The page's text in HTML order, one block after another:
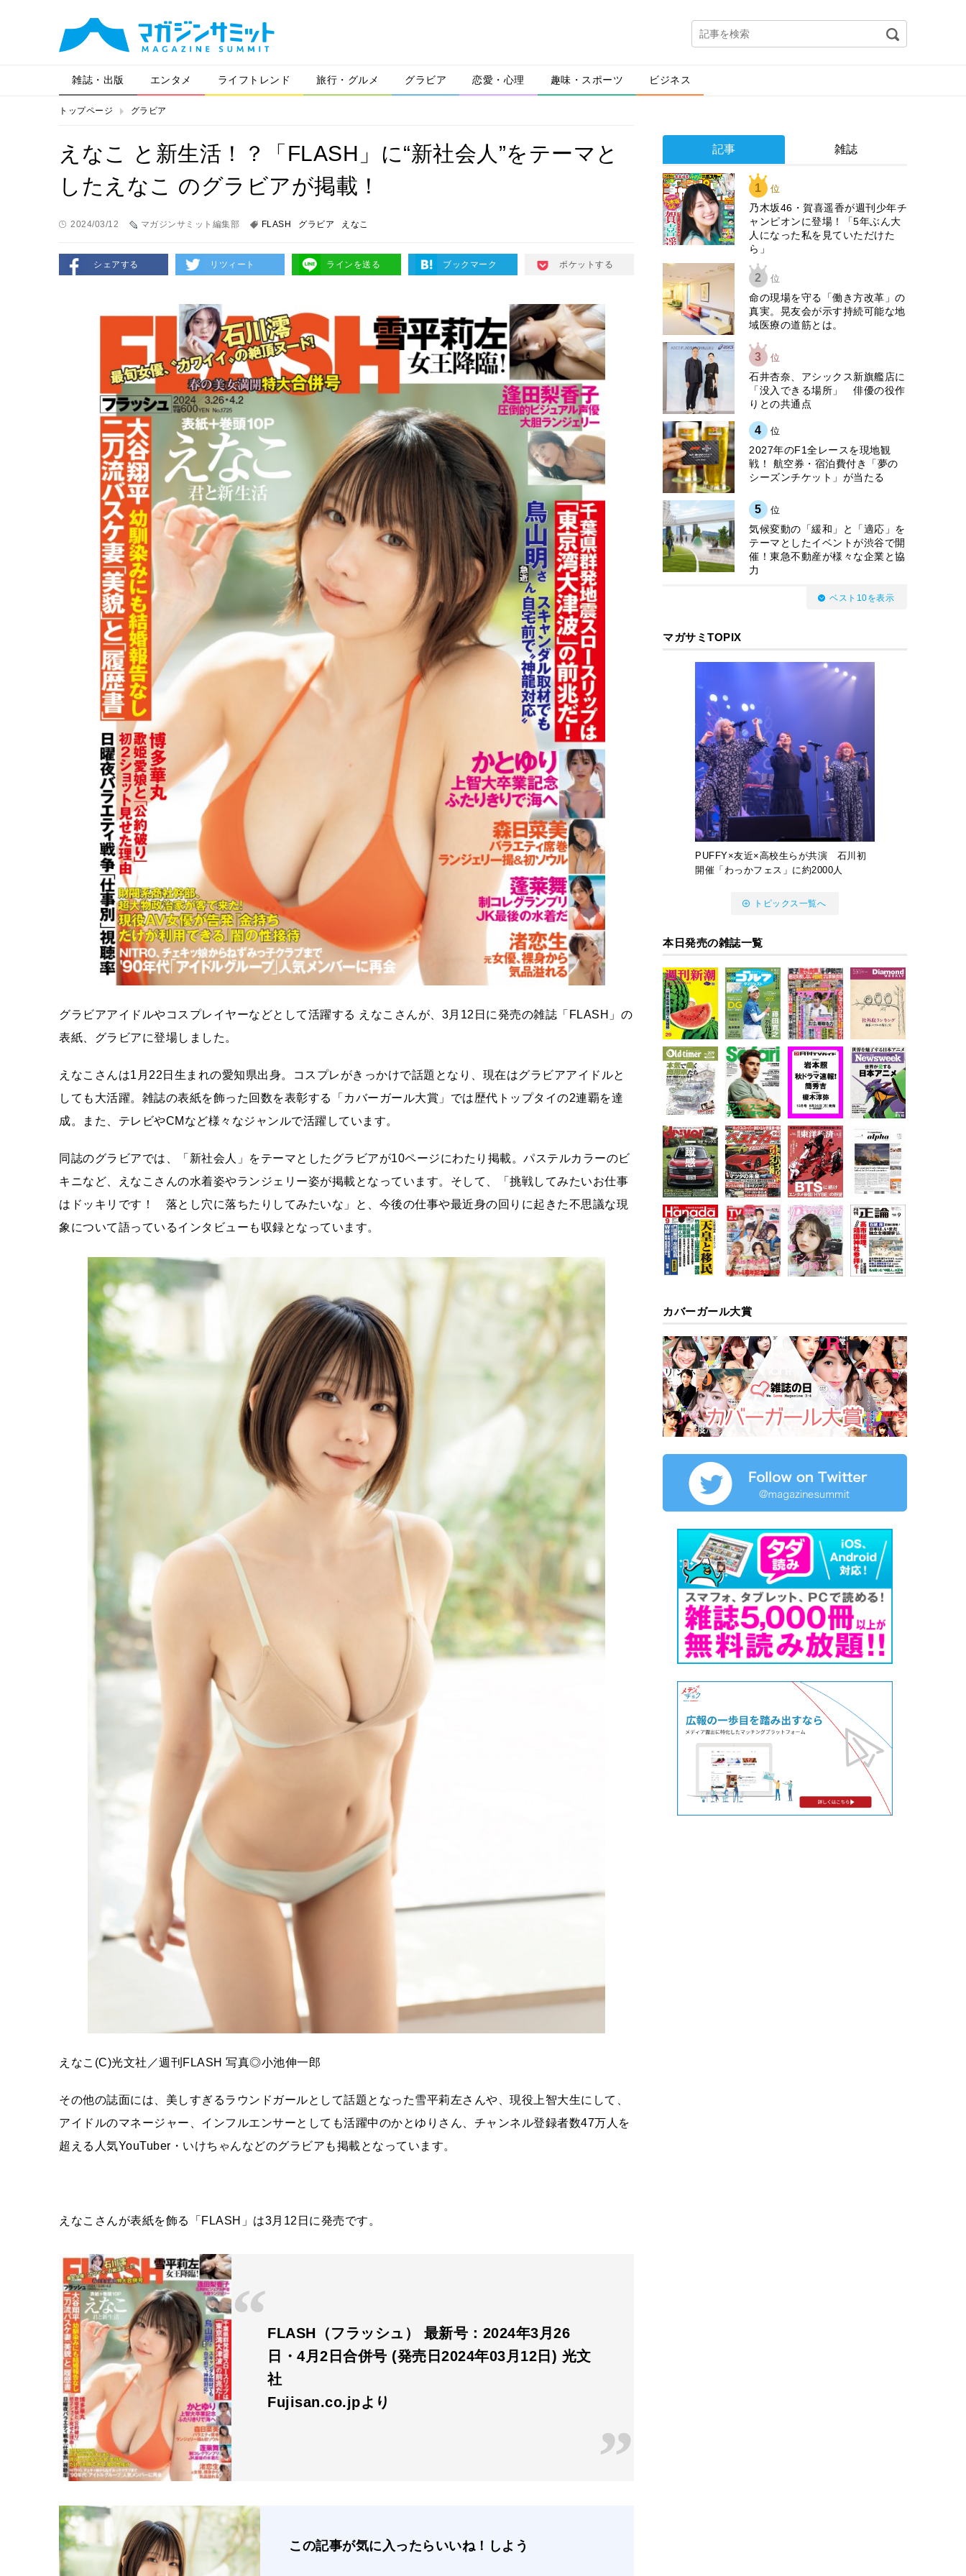
雑誌・出版 エンタメ ライフトレンド 旅行・グルメ グラビア 恋愛・心理 趣味・スポーツ ビジネス
トップページ グラビア
えなこ と新生活！？「FLASH」に“新社会人”をテーマと
したえなこ のグラビアが掲載！
2024/03/12 マガジンサミット編集部 FLASH グラビア えなこ
シェアする リツィート ラインを送る ブックマーク ポケットする
グラビアアイドルやコスプレイヤーなどとして活躍する えなこさんが、3月12日に発売の雑誌「FLASH」の
表紙、グラビアに登場しました。
えなこさんは1月22日生まれの愛知県出身。コスプレがきっかけで話題となり、現在はグラビアアイドルと
しても大活躍。雑誌の表紙を飾った回数を表彰する「カバーガール大賞」では歴代トップタイの2連覇を達
成。また、テレビやCMなど様々なジャンルで活躍しています。
同誌のグラビアでは、「新社会人」をテーマとしたグラビアが10ページにわたり掲載。パステルカラーのビ
キニなど、えなこさんの水着姿やランジェリー姿が掲載となっています。そして、「挑戦してみたいお仕事
はドッキリです！ 落とし穴に落ちたりしてみたいな」と、今後の仕事や最近身の回りに起きた不思議な現
象について語っているインタビューも収録となっています。
えなこ(C)光文社／週刊FLASH 写真◎小池伸一郎
その他の誌面には、美しすぎるラウンドガールとして話題となった雪平莉左さんや、現役上智大生にして、
アイドルのマネージャー、インフルエンサーとしても活躍中のかとゆりさん、チャンネル登録者数47万人を
超える人気YouTuber・いけちゃんなどのグラビアも掲載となっています。
えなこさんが表紙を飾る「FLASH」は3月12日に発売です。
FLASH（フラッシュ） 最新号：2024年3月26
日・4月2日合併号 (発売日2024年03月12日) 光文
社
Fujisan.co.jpより
この記事が気に入ったらいいね！しよう
記事 雑誌
1 位
乃木坂46・賀喜遥香が週刊少年チ
ャンピオンに登場！「5年ぶん大
人になった私を見ていただけた
ら」
2 位
​命の現場を守る「働き方改革」の
真実。晃友会が示す持続可能な地
域医療の道筋とは。
3 位
石井杏奈、アシックス新旗艦店に
「没入できる場所」 俳優の役作
りとの共通点
4 位
2027年のF1全レースを現地観
戦！ 航空券・宿泊費付き「夢の
シーズンチケット」が当たる
5 位
気候変動の「緩和」と「適応」を
テーマとしたイベントが渋谷で開
催！東急不動産が様々な企業と協
力
ベスト10を表示
マガサミTOPIX
PUFFY×友近×高校生らが共演 石川初
開催「わっかフェス」に約2000人
トピックス一覧へ
本日発売の雑誌一覧
カバーガール大賞